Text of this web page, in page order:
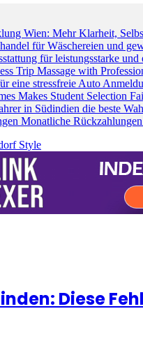
Wien: Mehr Klarheit,
für Wäschereien und
für leistungsstarke
Trip Massage with
eine stressfreie Auto
Makes Student Selection
in Südindien die beste
Monatliche
Diese